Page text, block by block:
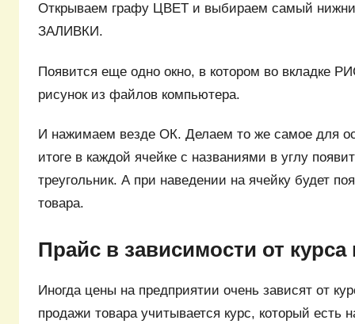
Открываем графу ЦВЕТ и выбираем самый
ЗАЛИВКИ.
Появится еще одно окно, в котором во вкладке
рисунок из файлов компьютера.
И нажимаем везде ОК. Делаем то же самое для
итоге в каждой ячейке с названиями в углу
треугольник. А при наведении на ячейку будет
товара.
Прайс в зависимости от
Иногда цены на предприятии очень зависят от
продажи товара учитывается курс, который есть